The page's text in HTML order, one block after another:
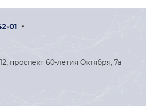
01
проспект 60-летия Октября, 7а